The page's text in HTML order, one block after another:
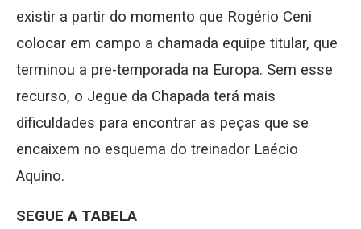
existir a partir do momento que Rogério Ceni
colocar em campo a chamada equipe titular, que
terminou a pre-temporada na Europa. Sem esse
recurso, o Jegue da Chapada terá mais
dificuldades para encontrar as peças que se
encaixem no esquema do treinador Laécio
Aquino.
SEGUE A TABELA